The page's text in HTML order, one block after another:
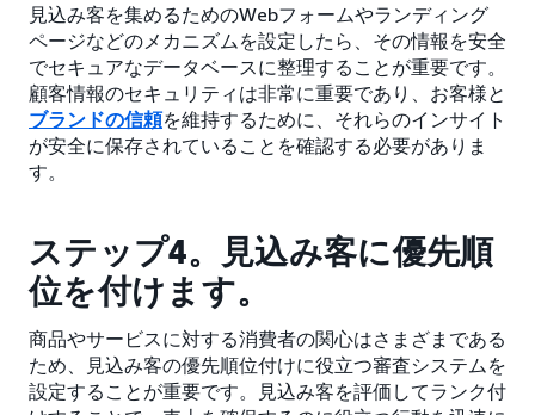
見込み客を集めるためのWebフォームやランディング
ページなどのメカニズムを設定したら、その情報を安全
でセキュアなデータベースに整理することが重要です。
顧客情報のセキュリティは非常に重要であり、お客様と
ブランドの信頼を維持するために、それらのインサイト
が安全に保存されていることを確認する必要がありま
す。
ステップ4。見込み客に優先順
位を付けます。
商品やサービスに対する消費者の関心はさまざまである
ため、見込み客の優先順位付けに役立つ審査システムを
設定することが重要です。見込み客を評価してランク付